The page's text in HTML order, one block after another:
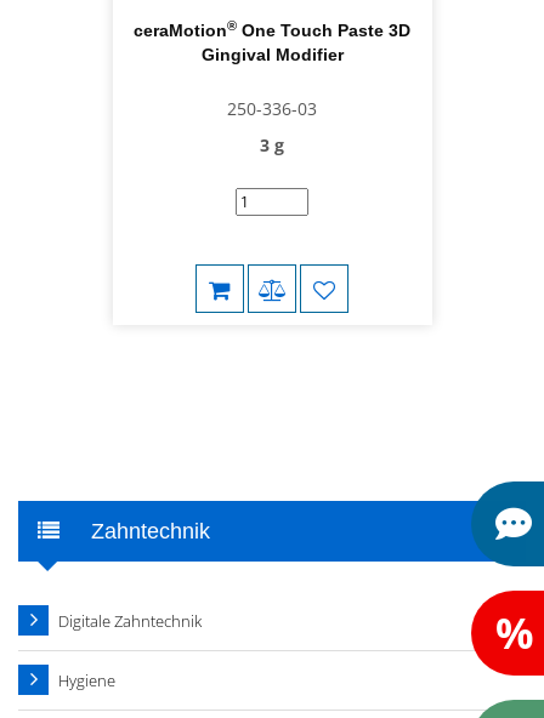
ceraMotion® One Touch Paste 3D
Gingival Modifier
250-336-03
3 g
Zahntechnik
Digitale Zahntechnik
Hygiene
%